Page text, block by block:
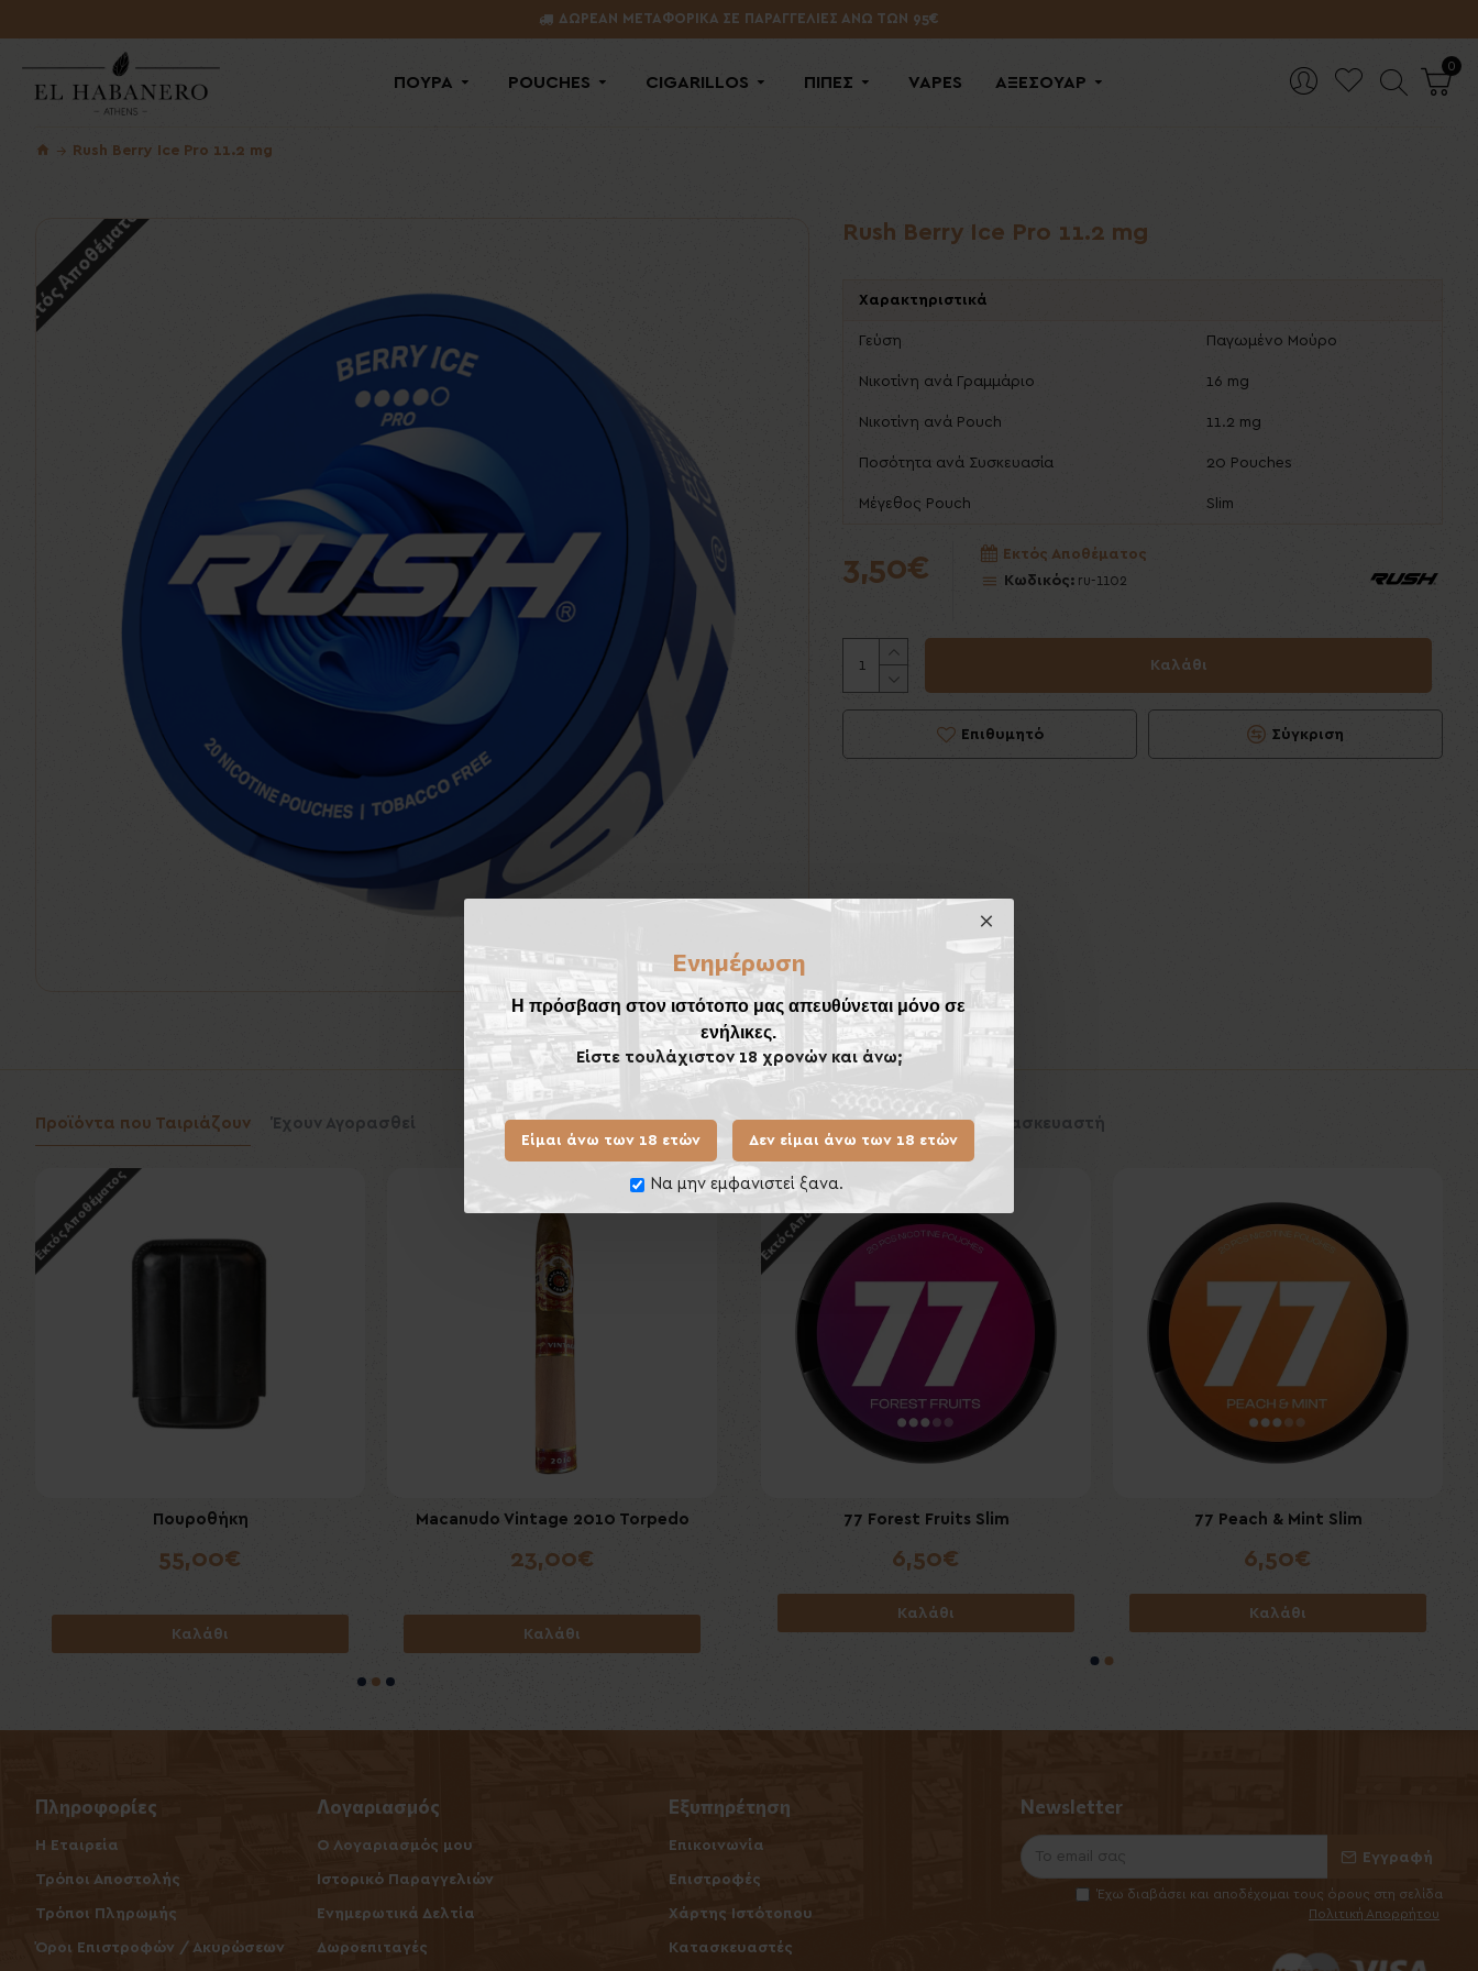
Ενημέρωση
Η πρόσβαση στον ιστότοπο μας απευθύνεται μόνο σε
ενήλικες.
Είστε τουλάχιστον 18 χρονών και άνω;
Είμαι άνω των 18 ετών Δεν είμαι άνω των 18 ετών
Να μην εμφανιστεί ξανα.
ΔΩΡΕΑΝ ΜΕΤΑΦΟΡΙΚΑ ΣΕ ΠΑΡΑΓΓΕΛΙΕΣ ΑΝΩ ΤΩΝ 95€
ΠΟΥΡΑ POUCHES CIGARILLOS ΠΙΠΕΣ VAPES ΑΞΕΣΟΥΑΡ
0
Rush Berry Ice Pro 11.2 mg
Εκτός Αποθέματος Rush Berry Ice Pro 11.2 mg
Χαρακτηριστικά
Γεύση Παγωμένο Μούρο
Νικοτίνη ανά Γραμμάριο 16 mg
Νικοτίνη ανά Pouch 11.2 mg
Ποσότητα ανά Συσκευασία 20 Pouches
Μέγεθος Pouch Slim
3,50€
Εκτός Αποθέματος
Κωδικός: ru-1102
Καλάθι
Επιθυμητό Σύγκριση
Προϊόντα που Ταιριάζουν Έχουν Αγορασθεί
Εκτός Αποθέματος
Πουροθήκη
55,00€
Καλάθι
Νέο
Macanudo Vintage 2010 Torpedo
23,00€
Καλάθι
Villiger Premium No7 Sumatra 5's
7,50€
Καλάθι
Εκτός Αποθέματος
PDR A Flores 1975 Gran Reserva
Καλάθι
Ίδιας Κατηγορίας Ίδιου Κατασκευαστή
77 Black Currant Ice Slim
6,50€
Καλάθι
Εκτός Αποθέματος
77 Forest Fruits Slim
6,50€
Καλάθι
77 Peach & Mint Slim
6,50€
Καλάθι
Πληροφορίες
Η Εταιρεία
Τρόποι Αποστολής
Τρόποι Πληρωμής
Όροι Επιστροφών / Ακυρώσεων
Λογαριασμός
O Λογαριασμός μου
Ιστορικό Παραγγελιών
Ενημερωτικά Δελτία
Δωροεπιταγές
Εξυπηρέτηση
Επικοινωνία
Επιστροφές
Χάρτης Ιστότοπου
Κατασκευαστές
Newsletter
Εγγραφή
Έχω διαβάσει και αποδέχομαι τους όρους στη σελίδα
Πολιτική Απορρήτου